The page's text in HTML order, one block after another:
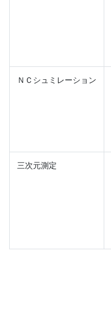
ＮＣシュミレーション
三次元測定